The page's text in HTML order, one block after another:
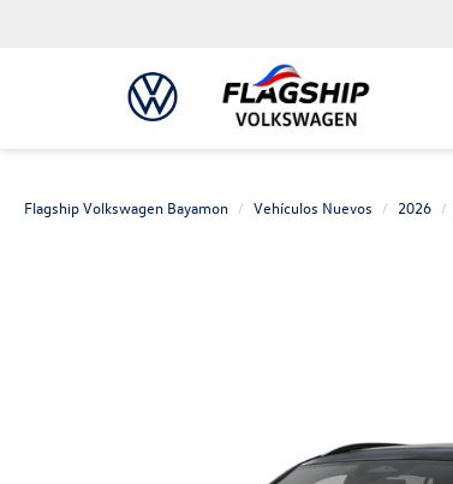
Flagship Volkswagen Bayamon Vehículos Nuevos 2026